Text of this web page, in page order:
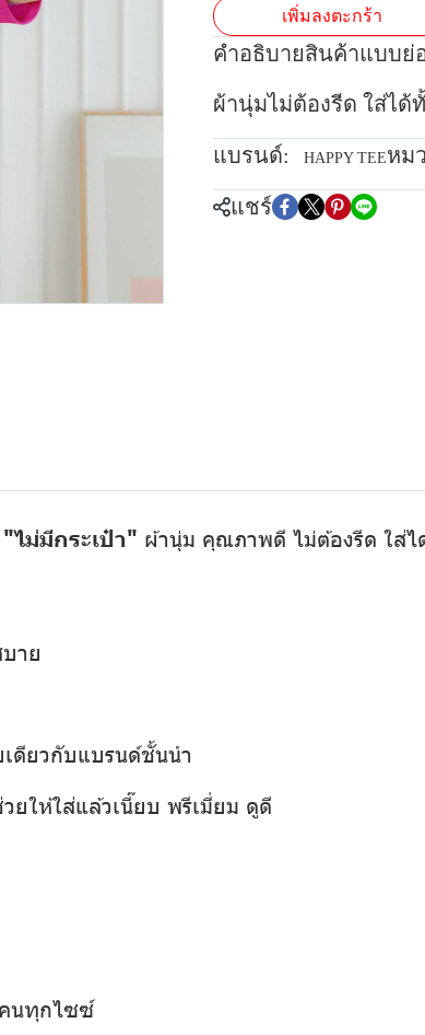
เพิ่มลงตะกร้า
คำอธิบายสินค้าแบบย่
ผ้านุ่มไม่ต้องรีด ใส่ได้
แบรนด์: HAPPY TEEหม
แชร์
ไม่มีกระเป๋า" ผ้านุ่ม คุณภาพดี ไม่ต้องรีด ใส่
าย
ดียวกับแบรนด์ชั้นนำ
ยให้ใส่แล้วเนี๊ยบ พรีเมี่ยม ดูดี
นทุกไซซ์